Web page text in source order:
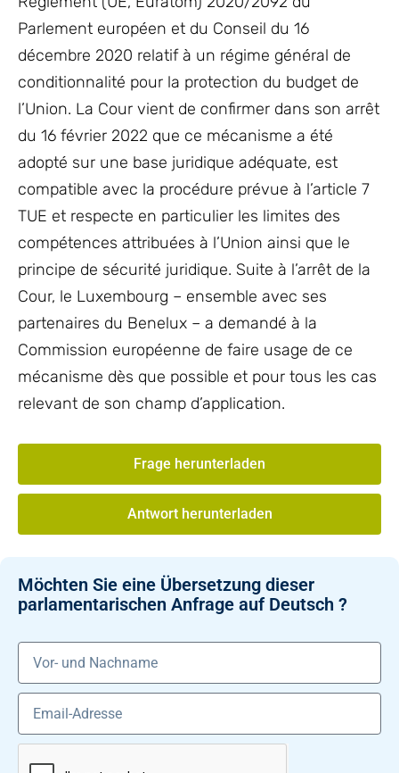
Parlement européen et du Conseil du 16
décembre 2020 relatif à un régime général de
conditionnalité pour la protection du budget de
l’Union. La Cour vient de confirmer dans son arrêt
du 16 février 2022 que ce mécanisme a été
adopté sur une base juridique adéquate, est
compatible avec la procédure prévue à l’article 7
TUE et respecte en particulier les limites des
compétences attribuées à l’Union ainsi que le
principe de sécurité juridique. Suite à l’arrêt de la
Cour, le Luxembourg – ensemble avec ses
partenaires du Benelux – a demandé à la
Commission européenne de faire usage de ce
mécanisme dès que possible et pour tous les cas
relevant de son champ d’application.
Frage herunterladen
Antwort herunterladen
Möchten Sie eine Übersetzung dieser
parlamentarischen Anfrage auf Deutsch ?